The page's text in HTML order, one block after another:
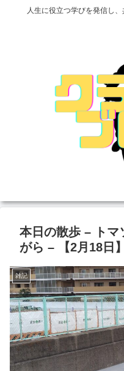
人生に役立つ学びを発信し
本日の散歩 – トマ
がら – 【2月18日】
雑記